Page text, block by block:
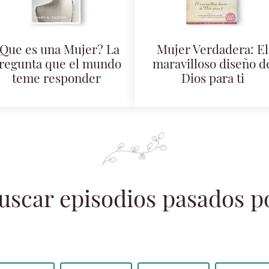
es una Mujer? La
que el mundo
teme responder
Mujer Verdadera: El
maravilloso diseño
Dios para ti
episodios pasados